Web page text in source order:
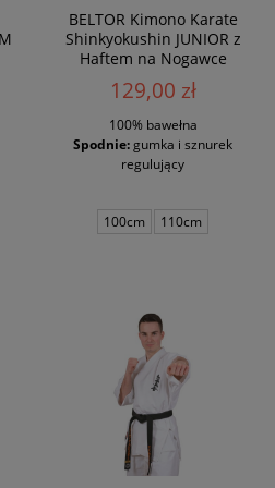
BELTOR Kimono Karate
Shinkyokushin JUNIOR z
Haftem na Nogawce
Dziecięce 8oz
129,00 zł
100% bawełna
Spodnie:gumka i sznurek
regulujący
100cm 110cm